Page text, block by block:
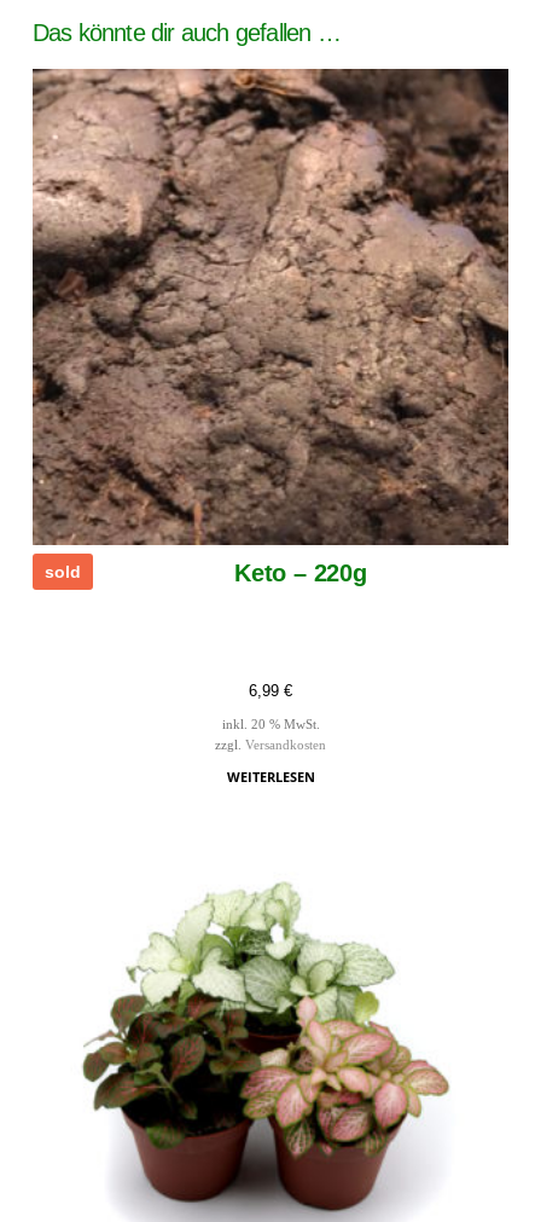
Das könnte dir auch gefallen …
sold Keto – 220g
6,99 €
inkl. 20 % MwSt.
zzgl. Versandkosten
WEITERLESEN